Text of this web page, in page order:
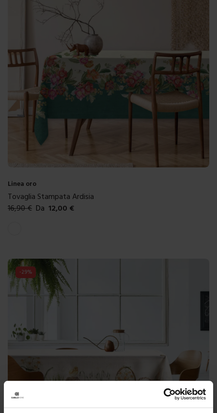
Linea oro
Tovaglia Stampata Ardisia
16,90€ Da 12,00 €
-29%